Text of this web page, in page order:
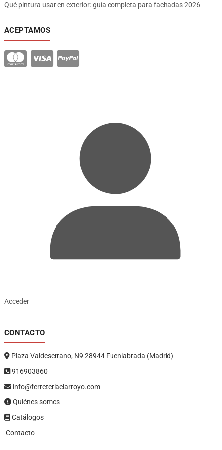
Qué pintura usar en exterior: guía completa para fachadas 2026
ACEPTAMOS
Acceder
CONTACTO
Plaza Valdeserrano, N9 28944 Fuenlabrada (Madrid)
916903860
info@ferreteriaelarroyo.com
Quiénes somos
Catálogos
Contacto